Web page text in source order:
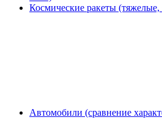
Космические ракеты
Автомобили (сравнение